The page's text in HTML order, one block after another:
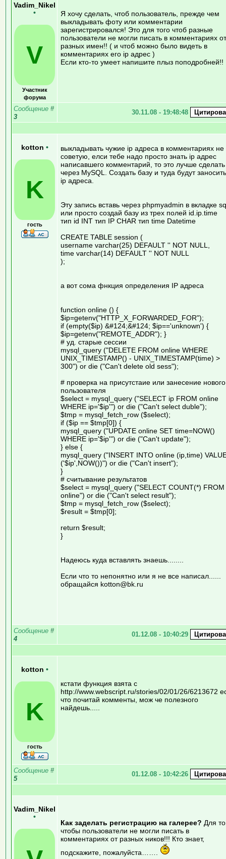
Vadim_Nikel
•
V
Участник
форума
Я хочу сделать, чтоб пользователь, прежде чем
выкладывать фоту или комментарии
зарегистрировался! Это для того чтоб разные
пользователи не могли писать в комментариях от
разных имен!! ( и чтоб можно было видеть в
комментариях его ip адрес )
Если кто-то умеет напишите плыз поподробней!!
Сообщение #
3
30.11.08 - 19:48:48
kotton •
K
гость
выкладывать чужие ip адреса в комментариях не
советую, елси тебе надо просто знать ip адрес
написавшего комментарий, то это лучше сделать
через MySQL. Создать базу и туда будут
ip адреса.
Эту запись вставь через phpmyadmin в вкладке
или просто создай базу из трех полей id.ip.time
тип id INT тип IP СHAR тип time Datetime
CREATE TABLE session (
username varchar(25) DEFAULT '' NOT NULL,
time varchar(14) DEFAULT '' NOT NULL
);
а вот сома фнкция определения IP адреса
function online () {
$ip=getenv("HTTP_X_FORWARDED_FOR");
if (empty($ip) &#124;&#124; $ip=='unknown') {
$ip=getenv("REMOTE_ADDR"); }
# уд. старые сессии
mysql_query ("DELETE FROM online WHERE
UNIX_TIMESTAMP() - UNIX_TIMESTAMP(time) >
300") or die ("Can't delete old sess");
# проверка на присутстаие или занесение нового
пользователя
$select = mysql_query ("SELECT ip FROM online
WHERE ip='$ip'") or die ("Can't select duble");
$tmp = mysql_fetch_row ($select);
if ($ip == $tmp[0]) {
mysql_query ("UPDATE online SET time=NOW()
WHERE ip='$ip'") or die ("Can't update");
} else {
mysql_query ("INSERT INTO online (ip,time)
('$ip',NOW())") or die ("Can't insert");
}
# считывание результатов
$select = mysql_query ("SELECT COUNT(*) FROM
online") or die ("Can't select result");
$tmp = mysql_fetch_row ($select);
$result = $tmp[0];
return $result;
}
Надеюсь куда вставлять знаешь........
Если что то непонятно или я не все написал......
обращайся kotton@bk.ru
Сообщение #
4
01.12.08 - 10:40:29
kotton •
K
гость
кстати функция взята с
http://www.webscript.ru/stories/02/01/26/6213672
что почитай комменты, мож че полезного
найдешь.....
Сообщение #
5
01.12.08 - 10:42:26
Vadim_Nikel
•
Как заделать регистрацию на галерее? Для
чтобы пользователи не могли писать в
комментариях от разных ников!!! Кто знает,
подскажите, пожалуйста…….